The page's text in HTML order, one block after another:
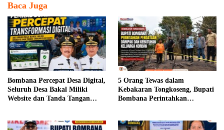
Baca Juga
Bombana Percepat Desa Digital,
Seluruh Desa Bakal Miliki
Website dan Tanda Tangan
5 Orang Tewas dalam
Kebakaran Tongkoseng, Bupati
Bombana Perintahkan